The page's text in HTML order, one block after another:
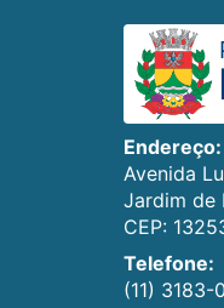
Endereço:
Avenida
Jardim de
CEP:
Telefone:
(11) 3183-